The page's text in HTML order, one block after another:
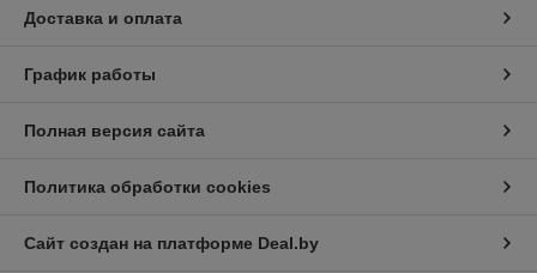
Доставка и оплата
График работы
Полная версия сайта
Политика обработки cookies
Сайт создан на платформе Deal.by